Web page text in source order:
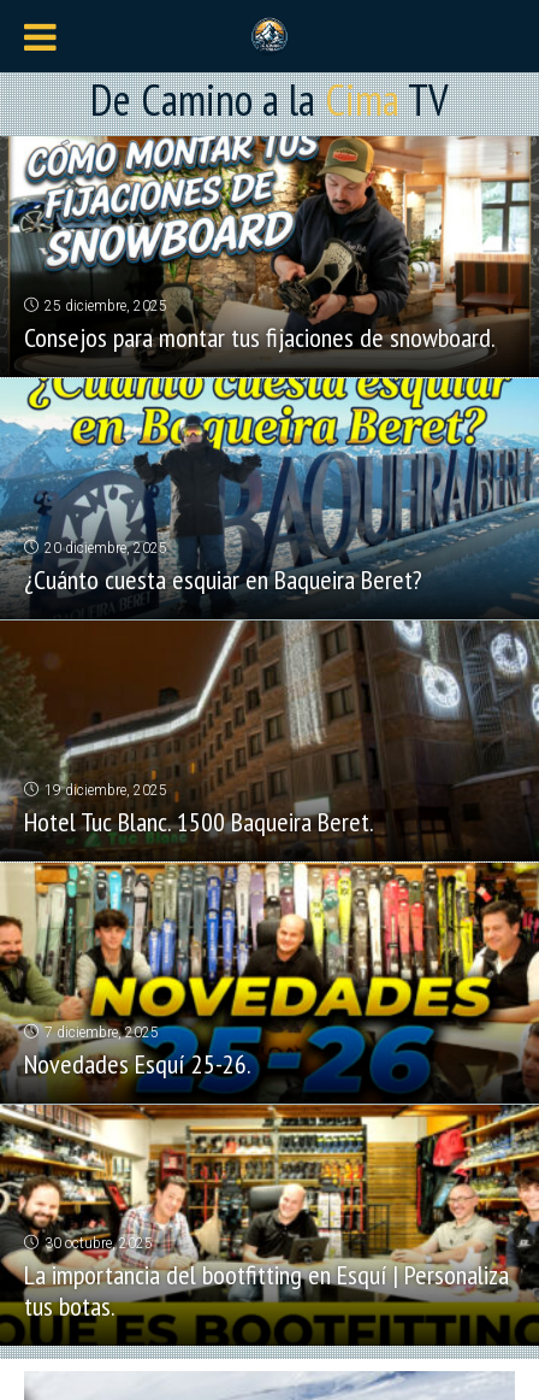
De Camino a laCimaTV
25 diciembre, 2025
Consejos para montar tus fijaciones de snowboard.
20 diciembre, 2025
¿Cuánto cuesta esquiar en Baqueira Beret?
19 diciembre, 2025
Hotel Tuc Blanc. 1500 Baqueira Beret.
7 diciembre, 2025
Novedades Esquí 25-26.
30 octubre, 2025
La importancia del bootfitting en Esquí | Personaliza
tus botas.